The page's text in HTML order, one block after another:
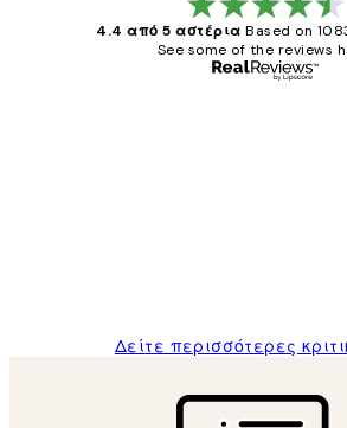
4.4 από 5 αστέρια Based on
See some of the reviews
Δείτε περισσότερες